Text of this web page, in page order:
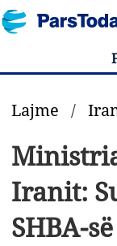
Lajme /
Iranit:
SHBA-